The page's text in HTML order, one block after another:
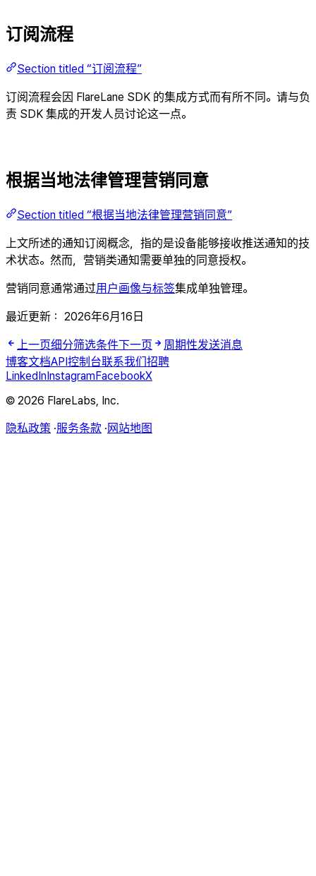
订阅流程
Section titled “订阅流程”
订阅流程会因 FlareLane SDK 的集成方式而有所不同。请与负
责 SDK 集成的开发人员讨论这一点。
根据当地法律管理营销同意
Section titled “根据当地法律管理营销同意”
上文所述的通知订阅概念，指的是设备能够接收推送通知的技
术状态。然而，营销类通知需要单独的同意授权。
营销同意通常通过用户画像与标签集成单独管理。
最近更新： 2026年6月16日
上一页细分筛选条件下一页
周期性发送消息
博客文档API控制台联系我们招聘
LinkedInInstagramFacebookX
© 2026 FlareLabs, Inc.
隐私政策 ·服务条款 ·网站地图